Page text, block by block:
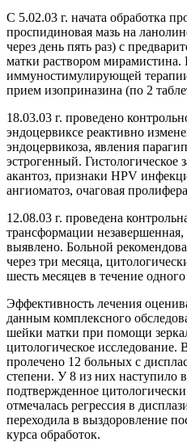
С 5.02.03 г. начата обработка
проспидиновая мазь на
через день пять раз) с
матки раствором мирамистина.
иммуностимулирующей
прием изоприназина (по 2
18.03.03 г. проведено
эндоцервиксе реактивно
эндоцервикоза, явления
эстрогенный. Гистологическое
акантоз, признаки HPV
ангиоматоз, очаговая
12.08.03 г. проведена
трансформации
выявлено. Больной
через три месяца,
шесть месяцев в течение одного
Эффективность лечения
данным комплексного
шейки матки при помощи
цитологическое
пролечено 12 больных с
степени. У 8 из них наступило
подтвержденное
отмечалась регрессия в
переходила в выздоровление
курса обработок.